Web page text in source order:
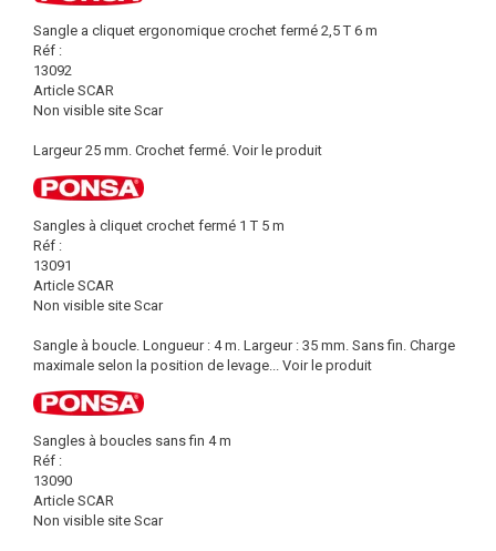
Sangle a cliquet ergonomique crochet fermé 2,5 T 6 m
Réf :
13092
Article SCAR
Non visible site Scar
Largeur 25 mm. Crochet fermé. Voir le produit
Sangles à cliquet crochet fermé 1 T 5 m
Réf :
13091
Article SCAR
Non visible site Scar
Sangle à boucle. Longueur : 4 m. Largeur : 35 mm. Sans fin. Charge
maximale selon la position de levage... Voir le produit
Sangles à boucles sans fin 4 m
Réf :
13090
Article SCAR
Non visible site Scar